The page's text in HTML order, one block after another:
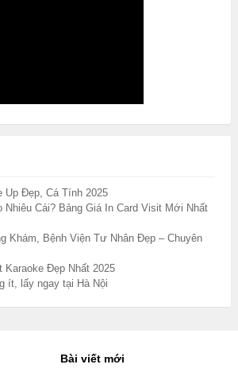
Up Đẹp, Cá Tính 2025
Nhiêu Cái? Bảng Giá In Card Visit Mới Nhất
Khám, Bệnh Viện Tư Nhân Đẹp – Chuyên
Karaoke Đẹp Nhất 2025
ít, lấy ngay tại Hà Nội
Bài viết mới